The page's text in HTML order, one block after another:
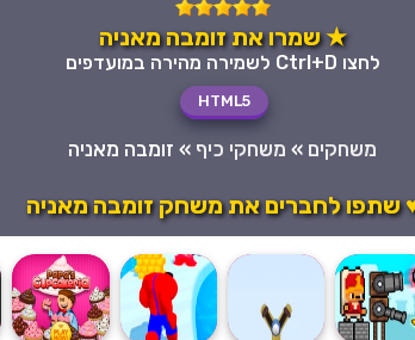
★ שמרו את זומבה מאניה
לחצו Ctrl+D לשמירה מהירה במועדפים
HTML5
משחקים » משחקי כיף » זומבה מאניה
שתפו לחברים את משחק זומבה מאניה